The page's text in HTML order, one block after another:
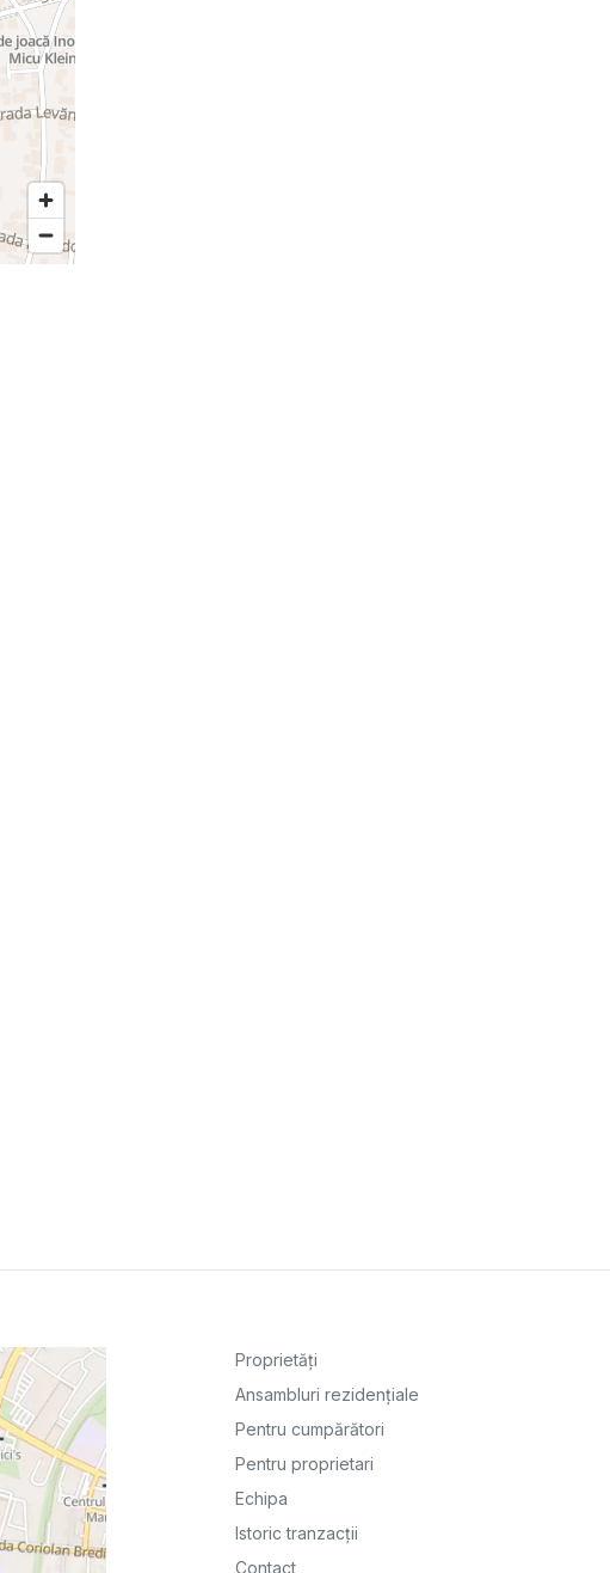
Proprietăți
Ansambluri rezidențiale
Pentru cumpărători
Pentru proprietari
Echipa
Istoric tranzacții
Contact